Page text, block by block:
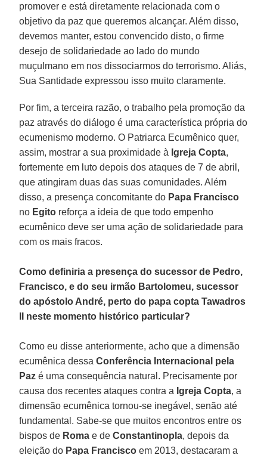
promover e está diretamente relacionada com o
objetivo da paz que queremos alcançar. Além disso,
devemos manter, estou convencido disto, o firme
desejo de solidariedade ao lado do mundo
muçulmano em nos dissociarmos do terrorismo. Aliás,
Sua Santidade expressou isso muito claramente.
Por fim, a terceira razão, o trabalho pela promoção da
paz através do diálogo é uma característica própria do
ecumenismo moderno. O Patriarca Ecumênico quer,
assim, mostrar a sua proximidade à Igreja Copta,
fortemente em luto depois dos ataques de 7 de abril,
que atingiram duas das suas comunidades. Além
disso, a presença concomitante do Papa Francisco
no Egito reforça a ideia de que todo empenho
ecumênico deve ser uma ação de solidariedade para
com os mais fracos.
Como definiria a presença do sucessor de Pedro,
Francisco, e do seu irmão Bartolomeu, sucessor
do apóstolo André, perto do papa copta Tawadros
II neste momento histórico particular?
Como eu disse anteriormente, acho que a dimensão
ecumênica dessaConferência Internacional pela
Paz é uma consequência natural. Precisamente por
causa dos recentes ataques contra a Igreja Copta, a
dimensão ecumênica tornou-se inegável, senão até
fundamental. Sabe-se que muitos encontros entre os
bispos de Roma e deConstantinopla, depois da
eleição do Papa Francisco em 2013, destacaram a